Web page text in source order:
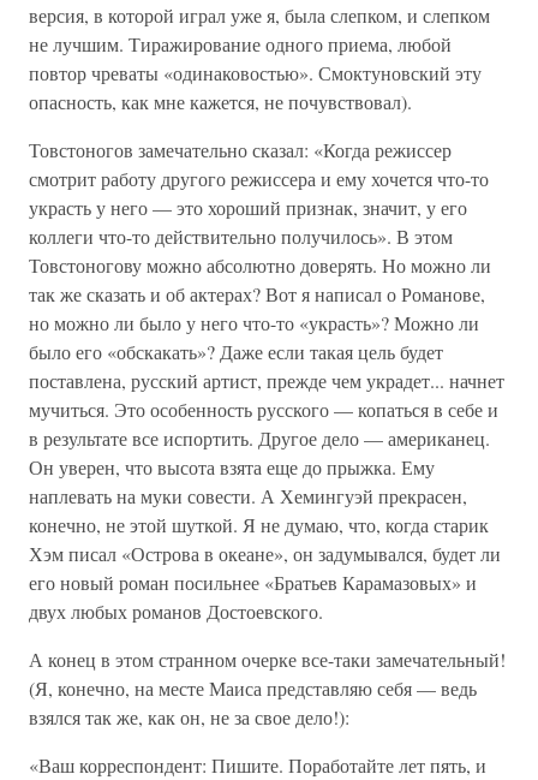
версия, в которой играл уже я, была слепком, и слепком
не лучшим. Тиражирование одного приема, любой
повтор чреваты «одинаковостью». Смоктуновский эту
опасность, как мне кажется, не почувствовал).
Товстоногов замечательно сказал: «Когда режиссер
смотрит работу другого режиссера и ему хочется что-то
украсть у него — это хороший признак, значит, у его
коллеги что-то действительно получилось». В этом
Товстоногову можно абсолютно доверять. Но можно ли
так же сказать и об актерах? Вот я написал о Романове,
но можно ли было у него что-то «украсть»? Можно ли
было его «обскакать»? Даже если такая цель будет
поставлена, русский артист, прежде чем украдет... начнет
мучиться. Это особенность русского — копаться в себе и
в результате все испортить. Другое дело — американец.
Он уверен, что высота взята еще до прыжка. Ему
наплевать на муки совести. А Хемингуэй прекрасен,
конечно, не этой шуткой. Я не думаю, что, когда старик
Хэм писал «Острова в океане», он задумывался, будет ли
его новый роман посильнее «Братьев Карамазовых» и
двух любых романов Достоевского.
А конец в этом странном очерке все-таки замечательный!
(Я, конечно, на месте Маиса представляю себя — ведь
взялся так же, как он, не за свое дело!):
«Ваш корреспондент: Пишите. Поработайте лет пять, и